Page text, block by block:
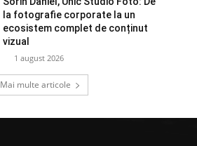
la fotografie corporate la un
ecosistem complet de conținut
vizual
1 august 2026
Mai multe articole